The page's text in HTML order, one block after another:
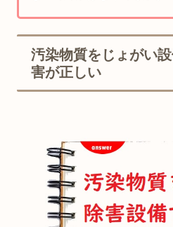
汚染物質をじょがい
害が正しい